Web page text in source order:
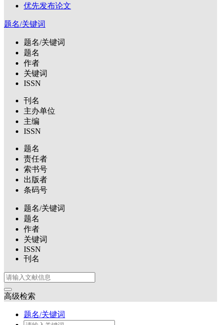
优先发布论文
题名/关键词
题名/关键词
题名
作者
关键词
ISSN
刊名
主办单位
主编
ISSN
题名
责任者
索书号
出版者
条码号
题名/关键词
题名
作者
关键词
ISSN
刊名
高级检索
题名/关键词